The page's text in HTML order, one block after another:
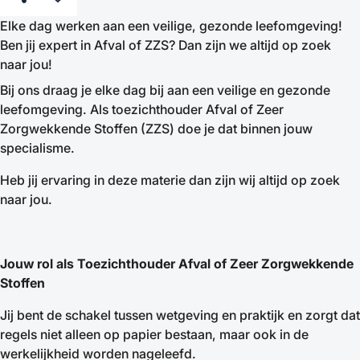
Elke dag werken aan een veilige, gezonde leefomgeving!
Ben jij expert in Afval of ZZS? Dan zijn we altijd op zoek
naar jou!
Bij ons draag je elke dag bij aan een veilige en gezonde
leefomgeving. Als toezichthouder Afval of Zeer
Zorgwekkende Stoffen (ZZS) doe je dat binnen jouw
specialisme.
Heb jij ervaring in deze materie dan zijn wij altijd op zoek
naar jou.
Jouw rol als Toezichthouder Afval of Zeer Zorgwekkende
Stoffen
Jij bent de schakel tussen wetgeving en praktijk en zorgt dat
regels niet alleen op papier bestaan, maar ook in de
werkelijkheid worden nageleefd.